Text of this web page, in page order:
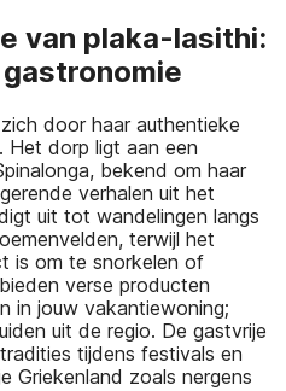
van plaka-lasithi:
door haar authentieke
Het dorp ligt aan een
bekend om haar
verhalen uit het
uit tot wandelingen langs
terwijl het
is om te snorkelen of
verse producten
in jouw vakantiewoning;
uit de regio. De gastvrije
tijdens festivals en
Griekenland zoals nergens